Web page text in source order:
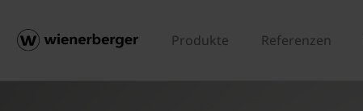
Produkte Referenzen